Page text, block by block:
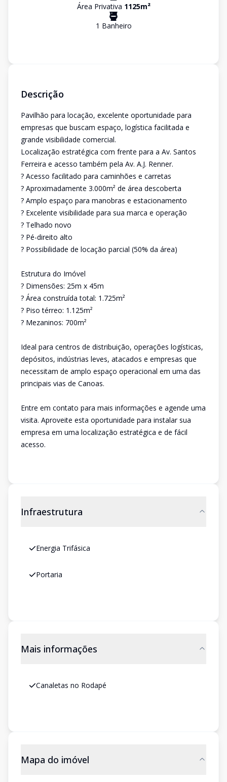
Área Privativa 1125m²
1 Banheiro
Descrição
Pavilhão para locação, excelente oportunidade para
empresas que buscam espaço, logística facilitada e
grande visibilidade comercial.
Localização estratégica com frente para a Av. Santos
Ferreira e acesso também pela Av. A.J. Renner.
? Acesso facilitado para caminhões e carretas
? Aproximadamente 3.000m² de área descoberta
? Amplo espaço para manobras e estacionamento
? Excelente visibilidade para sua marca e operação
? Telhado novo
? Pé-direito alto
? Possibilidade de locação parcial (50% da área)
Estrutura do Imóvel
? Dimensões: 25m x 45m
? Área construída total: 1.725m²
? Piso térreo: 1.125m²
? Mezaninos: 700m²
Ideal para centros de distribuição, operações logísticas,
depósitos, indústrias leves, atacados e empresas que
necessitam de amplo espaço operacional em uma das
principais vias de Canoas.
Entre em contato para mais informações e agende uma
visita. Aproveite esta oportunidade para instalar sua
empresa em uma localização estratégica e de fácil
acesso.
Infraestrutura
Energia Trifásica
Portaria
Mais informações
Canaletas no Rodapé
Mapa do imóvel